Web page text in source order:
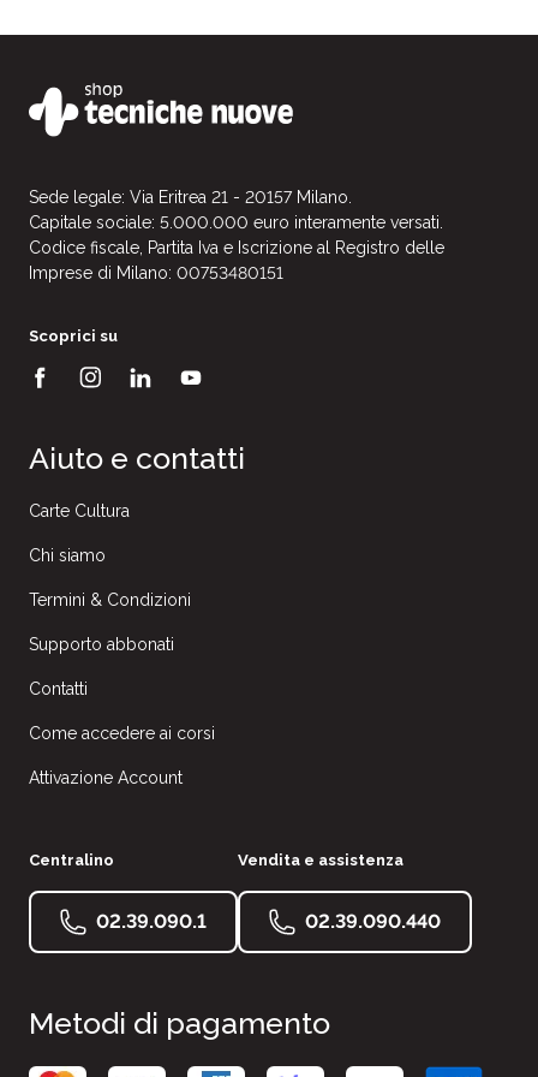
Sede legale: Via Eritrea 21 - 20157 Milano.
Capitale sociale: 5.000.000 euro interamente versati.
Codice fiscale, Partita Iva e Iscrizione al Registro delle
Imprese di Milano: 00753480151
Scoprici su
Aiuto e contatti
Carte Cultura
Chi siamo
Termini & Condizioni
Supporto abbonati
Contatti
Come accedere ai corsi
Attivazione Account
Centralino
02.39.090.1
Vendita e assistenza
02.39.090.440
Metodi di pagamento